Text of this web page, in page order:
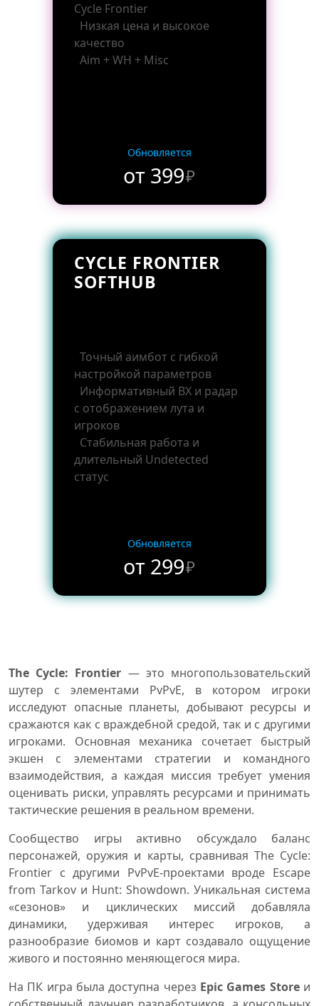
The Cycle Frontier
Низкая цена и высокое
качество
Aim + WH + Misc
Обновляется
от 399₽
CYCLE FRONTIER
SOFTHUB
Точный аимбот с гибкой
настройкой параметров
Информативный ВХ и радар
с отображением лута и
игроков
Стабильная работа и
длительный Undetected
статус
Обновляется
от 299₽
The Cycle: Frontier — это многопользовательский
шутер с элементами PvPvE, в котором игроки
исследуют опасные планеты, добывают ресурсы и
сражаются как с враждебной средой, так и с другими
игроками. Основная механика сочетает быстрый
экшен с элементами стратегии и командного
взаимодействия, а каждая миссия требует умения
оценивать риски, управлять ресурсами и принимать
тактические решения в реальном времени.
Сообщество игры активно обсуждало баланс
персонажей, оружия и карты, сравнивая The Cycle:
Frontier с другими PvPvE-проектами вроде Escape
from Tarkov и Hunt: Showdown. Уникальная система
«сезонов» и циклических миссий добавляла
динамики, удерживая интерес игроков, а
разнообразие биомов и карт создавало ощущение
живого и постоянно меняющегося мира.
На ПК игра была доступна через Epic Games Storeи